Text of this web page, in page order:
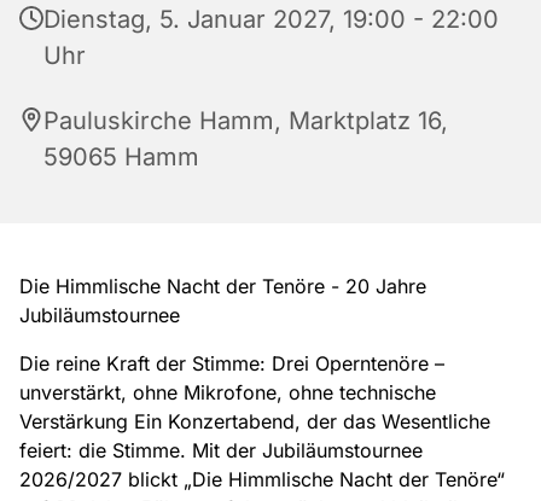
Dienstag, 5. Januar 2027, 19:00 - 22:00
Uhr
Pauluskirche Hamm, Marktplatz 16,
59065 Hamm
Die Himmlische Nacht der Tenöre - 20 Jahre
Jubiläumstournee
Die reine Kraft der Stimme: Drei Operntenöre –
unverstärkt, ohne Mikrofone, ohne technische
Verstärkung Ein Konzertabend, der das Wesentliche
feiert: die Stimme. Mit der Jubiläumstournee
2026/2027 blickt „Die Himmlische Nacht der Tenöre“